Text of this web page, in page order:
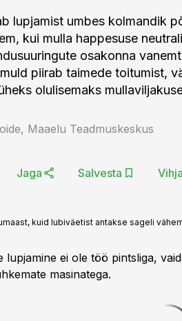
lupjamist umbes kolmandik
kui mulla happesuse
osakonna
piirab taimede toitumist,
olulisemaks
Maaelu Teadmuskeskus
Jaga Salvesta Vihja
kuid lubiväetist antakse sageli
lupjamine ei ole töö pintsliga,
masinatega.